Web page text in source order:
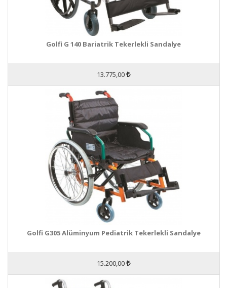
Golfi G 140 Bariatrik Tekerlekli Sandalye
13.775,00
Golfi G305 Alüminyum Pediatrik Tekerlekli Sandalye
15.200,00